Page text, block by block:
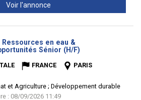
Voir l'annonce
en eau &
Sénior (H/F)
FRANCE
PARIS
et Agriculture ; Développement durable
: 08/09/2026 11:49